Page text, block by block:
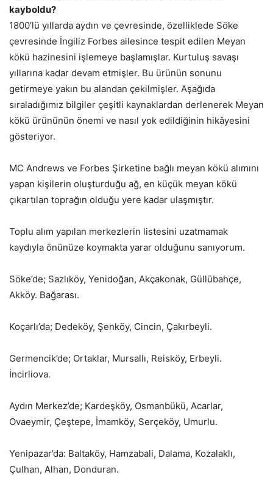
kayboldu?
1800’lü yıllarda aydın ve çevresinde, özelliklede Söke
çevresinde İngiliz Forbes ailesince tespit edilen Meyan
kökü hazinesini işlemeye başlamışlar. Kurtuluş savaşı
yıllarına kadar devam etmişler. Bu ürünün sonunu
getirmeye yakın bu alandan çekilmişler. Aşağıda
sıraladığımız bilgiler çeşitli kaynaklardan derlenerek Meyan
kökü ürününün önemi ve nasıl yok edildiğinin hikâyesini
gösteriyor.
MC Andrews ve Forbes Şirketine bağlı meyan kökü alımını
yapan kişilerin oluşturduğu ağ, en küçük meyan kökü
çıkartılan toprağın olduğu yere kadar ulaşmıştır.
Toplu alım yapılan merkezlerin listesini uzatmamak
kaydıyla önünüze koymakta yarar olduğunu sanıyorum.
Söke’de; Sazlıköy, Yenidoğan, Akçakonak, Güllübahçe,
Akköy. Bağarası.
Koçarlı’da; Dedeköy, Şenköy, Cincin, Çakırbeyli.
Germencik’de; Ortaklar, Mursallı, Reisköy, Erbeyli.
İncirliova.
Aydın Merkez’de; Kardeşköy, Osmanbükü, Acarlar,
Ovaeymir, Çeştepe, İmamköy, Serçeköy, Umurlu.
Yenipazar’da: Baltaköy, Hamzabali, Dalama, Kozalaklı,
Çulhan, Alhan, Donduran.